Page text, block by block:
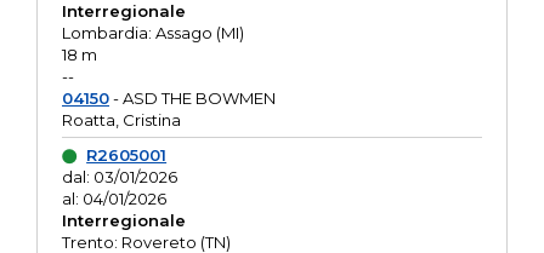
Interregionale
Lombardia: Assago (MI)
18 m
--
04150- ASD THE BOWMEN
Roatta, Cristina
R2605001
dal: 03/01/2026
al: 04/01/2026
Interregionale
Trento: Rovereto (TN)